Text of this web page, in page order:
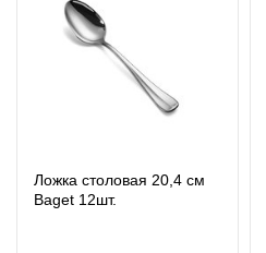
Ложка столовая 20,4 см
Baget 12шт.